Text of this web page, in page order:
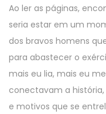
Ao ler as páginas,
seria estar em um
dos bravos homens
para abastecer o
mais eu lia, mais eu
conectavam a
e motivos que se